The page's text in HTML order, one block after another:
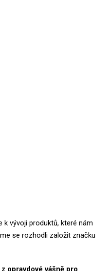
k vývoji produktů, které nám
se rozhodli založit značku
z opravdové vášně pro